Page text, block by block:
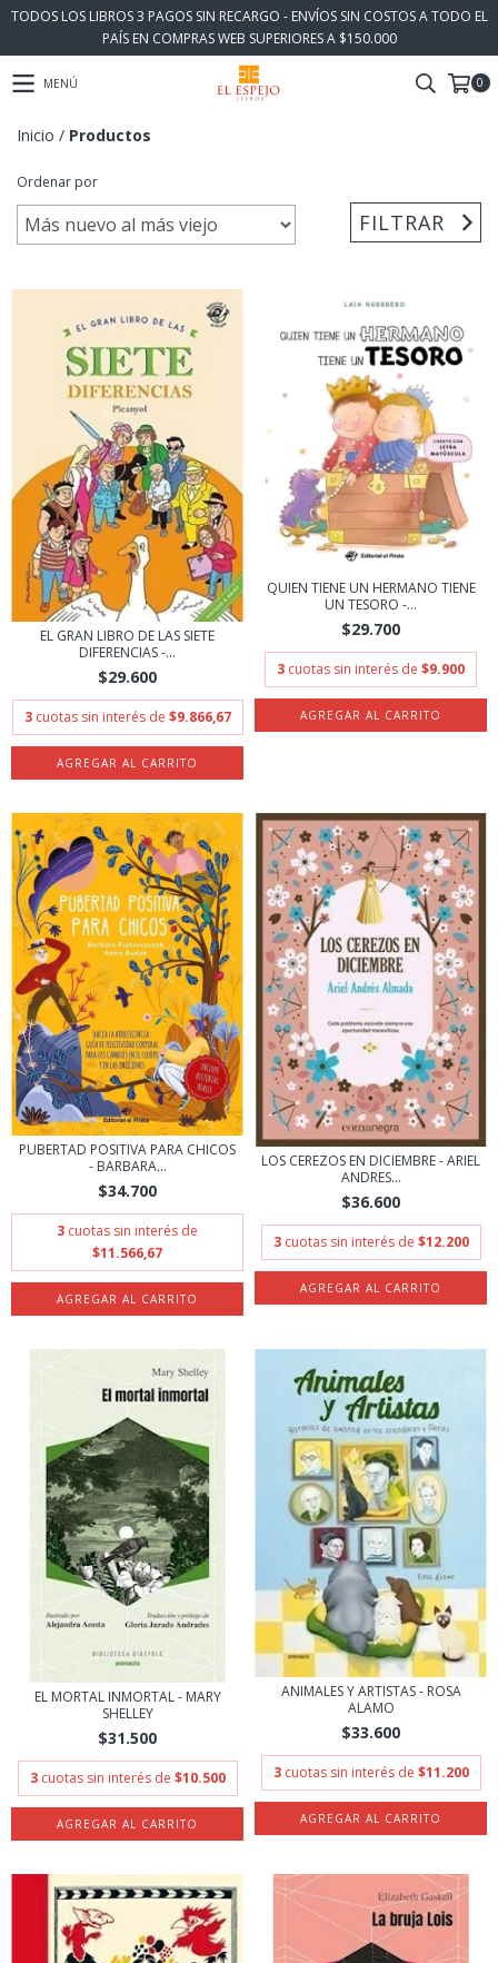
TODOS LOS LIBROS 3 PAGOS SIN RECARGO - ENVÍOS SIN COSTOS A TODO EL
PAÍS EN COMPRAS WEB SUPERIORES A $150.000
MENÚ 0
Inicio / Productos
Ordenar por
FILTRAR
EL GRAN LIBRO DE LAS SIETE
DIFERENCIAS -...
$29.600
3 cuotas sin interés de $9.866,67
QUIEN TIENE UN HERMANO TIENE
UN TESORO -...
$29.700
3 cuotas sin interés de $9.900
PUBERTAD POSITIVA PARA CHICOS
- BARBARA...
$34.700
3 cuotas sin interés de
$11.566,67
LOS CEREZOS EN DICIEMBRE - ARIEL
ANDRES...
$36.600
3 cuotas sin interés de $12.200
EL MORTAL INMORTAL - MARY
SHELLEY
$31.500
3 cuotas sin interés de $10.500
ANIMALES Y ARTISTAS - ROSA
ALAMO
$33.600
3 cuotas sin interés de $11.200